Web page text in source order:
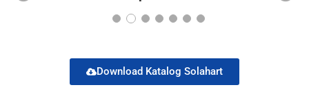
Download Katalog Solahart